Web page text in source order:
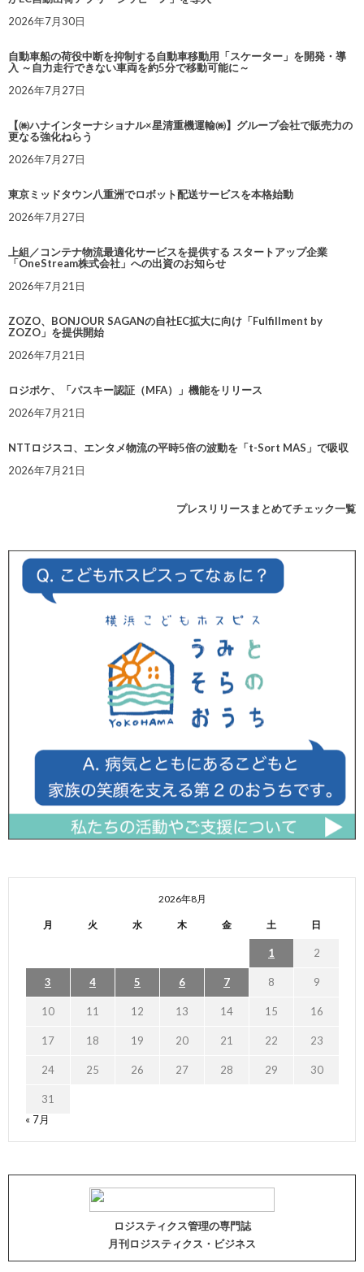
2026年7月30日
自動車船の荷役中断を抑制する自動車移動用「スケーター」を開発・導
入 ～自力走行できない車両を約5分で移動可能に～
2026年7月27日
【㈱ハナインターナショナル×星清重機運輸㈱】グループ会社で販売力の
更なる強化ねらう
2026年7月27日
東京ミッドタウン八重洲でロボット配送サービスを本格始動
2026年7月27日
上組／コンテナ物流最適化サービスを提供する スタートアップ企業
「OneStream株式会社」への出資のお知らせ
2026年7月21日
ZOZO、BONJOUR SAGANの自社EC拡大に向け「Fulfillment by
ZOZO」を提供開始
2026年7月21日
ロジポケ、「パスキー認証（MFA）」機能をリリース
2026年7月21日
NTTロジスコ、エンタメ物流の平時5倍の波動を「t-Sort MAS」で吸収
2026年7月21日
プレスリリースまとめてチェック一覧
2026年8月
月 火 水 木 金 土 日
1 2
3 4 5 6 7 8 9
10 11 12 13 14 15 16
17 18 19 20 21 22 23
24 25 26 27 28 29 30
31
« 7月
ロジスティクス管理の専門誌
月刊ロジスティクス・ビジネス